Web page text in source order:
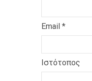
Email *
Ιστότοπος